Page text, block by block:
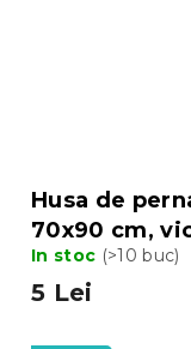
Husa de
70x90 cm,
In stoc (>10 buc)
5 Lei